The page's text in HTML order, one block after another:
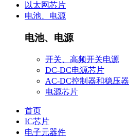
以太网芯片
电池、电源
电池、电源
开关、高频开关电源
DC-DC电源芯片
AC-DC控制器和稳压器
电源芯片
首页
IC芯片
电子元器件